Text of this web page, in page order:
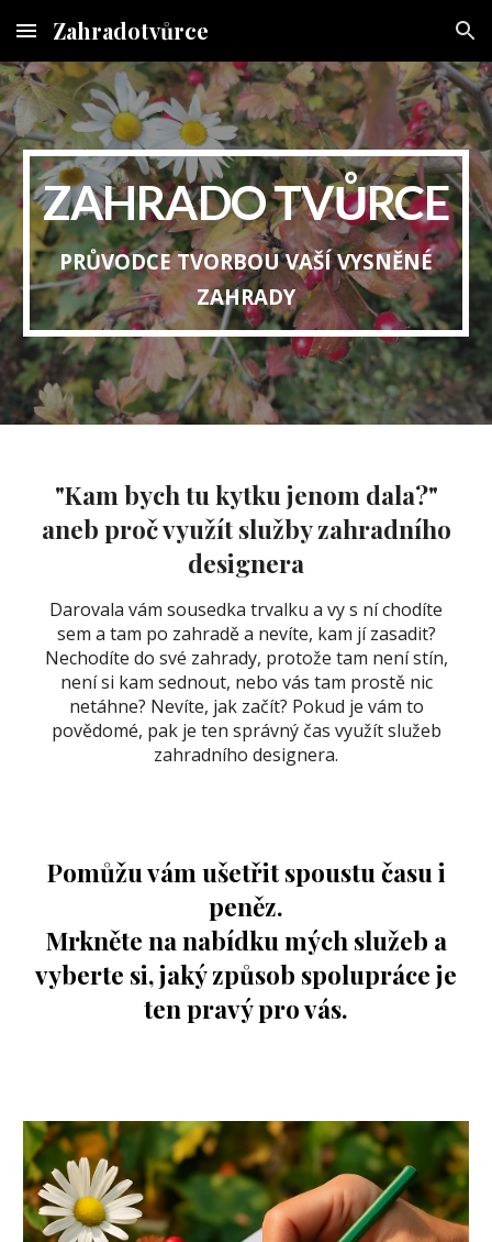
Skip to main content Skip to navigation
Zahradotvůrce
ZAHRADO TVŮRCE
PRŮVODCE TVORBOU VAŠÍ VYSNĚNÉ
ZAHRADY
"Kam bych tu kytku jenom dala?"
anebproč využít služby zahradního
designera
Darovala vám sousedka trvalku a vy s ní chodíte
sem a tam po zahradě a nevíte, kam jí zasadit?
Nechodíte do své zahrady, protože tam není stín,
není si kam sednout, nebo vás tam prostě nic
netáhne? Nevíte, jak začít? Pokud je vám to
povědomé, pak je ten správný čas využít služeb
zahradního designera.
Pomůžu vám ušetřit spoustu času i
peněz.
Mrkněte na nabídku mých služeb a
vyberte si, jaký způsob spolupráce je
ten pravý pro vás.